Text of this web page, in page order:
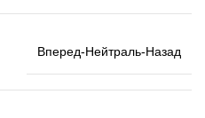
Вперед-Нейтраль-Назад